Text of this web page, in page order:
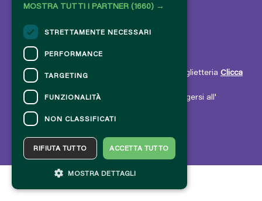
CONTATTI
Per informazioni e supporto all'acquisto della biglietteria Clicca
Per informazioni sul programma e l'evento, rivolgersi all'
Dichiarazione di accessibilità
MOSTRA TUTTI I PARTNER (1660) →
STRETTAMENTE NECESSARI
PERFORMANCE
TARGETING
FUNZIONALITÀ
NON CLASSIFICATI
ACCETTA TUTTO
RIFIUTA TUTTO
MOSTRA DETTAGLI